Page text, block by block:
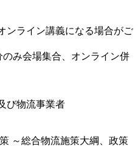
ライン講義になる場合がご
み会場集合、オンライン併
び物流事業者
～総合物流施策大綱、政策